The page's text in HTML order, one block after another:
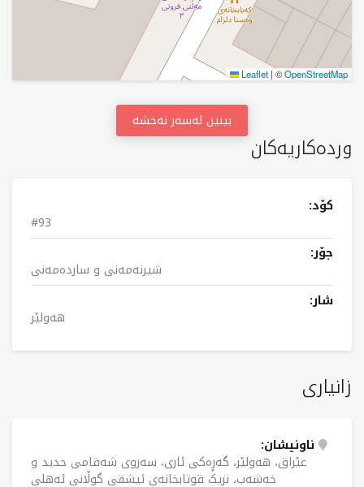
وردەکاریەکان
کۆد:
#93
جۆر:
شیرنەمەنی و ساردەمەنی
شار:
هەولێر
زانیاری
ناونیشان:
عێراق، هەولێر، گەڕەکی ئاری، سەروی شەقامی حدید و
خەشەب، نزیک قوتابخانەی ئیشقی گوڵانی ئەهلی
Leaflet | ©OpenStreetMap
بینین لەسەر نەخشە